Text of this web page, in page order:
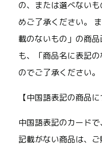
の、または選べない
めご了承ください。
載のないもの」の商
も、「商品名に表記
のでご了承ください。
【中国語表記の商品に
中国語表記のカード
記載がない商品は、